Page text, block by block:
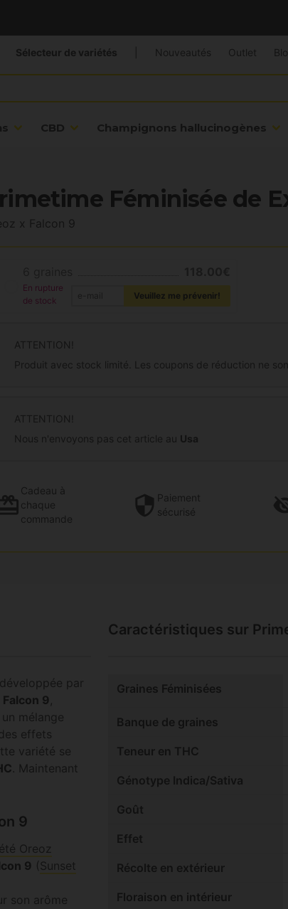
CBD Champignons hallucinogènes
Sélecteur de variétés Nouveautés Outlet
Féminisée de
x Falcon 9
En rupture
de stock
Veuillez me prévenir!
ATTENTION!
Produit avec stock limité. Les coupons de réduction ne
ATTENTION!
Nous n'envoyons pas cet article au Usa
Cadeau à
chaque
commande
Paiement
sécurisé
par
Falcon 9 ,
mélange
effets
variété se
. Maintenant
9
Oreoz
9 ( Sunset
son arôme
Caractéristiques sur
Graines Féminisées
Banque de graines
Teneur en THC
Génotype Indica/Sativa
Goût
Effet
Récolte en extérieur
Floraison en intérieur